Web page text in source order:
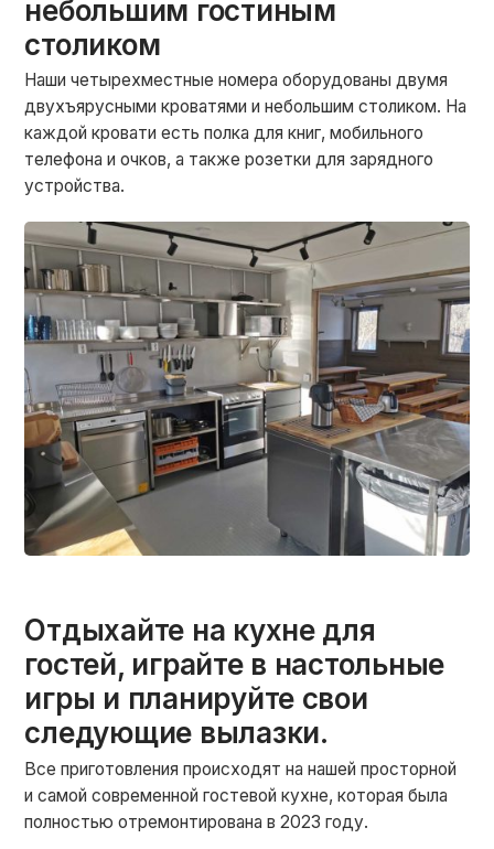
небольшим гостиным
столиком
Наши четырехместные номера оборудованы двумя
двухъярусными кроватями и небольшим столиком. На
каждой кровати есть полка для книг, мобильного
телефона и очков, а также розетки для зарядного
устройства.
Отдыхайте на кухне для
гостей, играйте в настольные
игры и планируйте свои
следующие вылазки.
Все приготовления происходят на нашей просторной
и самой современной гостевой кухне, которая была
полностью отремонтирована в 2023 году.